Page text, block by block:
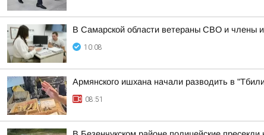
В Самарской области ветераны СВО и члены
10:08
Армянского ишхана начали разводить в
08:51